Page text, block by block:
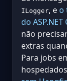
ILogger, e o
do ASP.NET
não
extras
Para jobs